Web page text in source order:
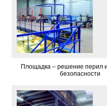
Площадка – решение перил
безопасности